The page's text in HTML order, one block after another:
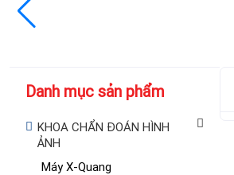
Danh mục sản phẩm
KHOA CHẨN ĐOÁN HÌNH
ẢNH
Máy X-Quang